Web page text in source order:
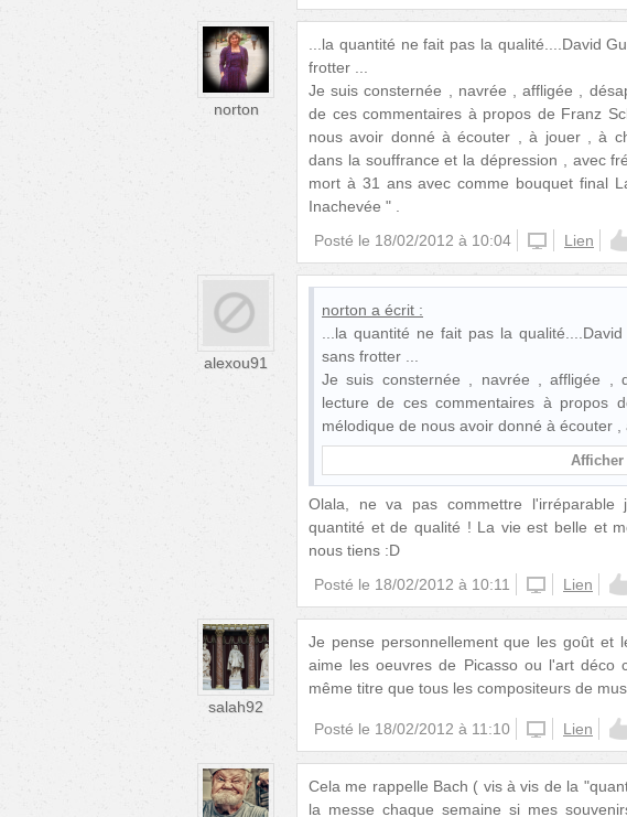
norton
...la quantité ne fait pas la qualité....David
frotter ...
Je suis consternée , navrée , affligée ,
de ces commentaires à propos de Franz
nous avoir donné à écouter , à jouer , à
dans la souffrance et la dépression , avec
mort à 31 ans avec comme bouquet final
Inachevée " .
Posté le 18/02/2012 à 10:04 iphoneLien
alexou91
norton a écrit :
...la quantité ne fait pas la
sans frotter ...
Je suis consternée , navrée , affligée ,
lecture de ces commentaires à propos
mélodique de nous avoir donné à écouter ,
Olala, ne va pas commettre
quantité et de qualité ! La vie est belle et
nous tiens :D
Posté le 18/02/2012 à 10:11 iphoneLien
salah92
Je pense personnellement que les goût et
aime les oeuvres de Picasso ou l'art
même titre que tous les compositeurs de
Posté le 18/02/2012 à 11:10 iphoneLien
Cela me rappelle Bach ( vis à vis de la
la messe chaque semaine si mes